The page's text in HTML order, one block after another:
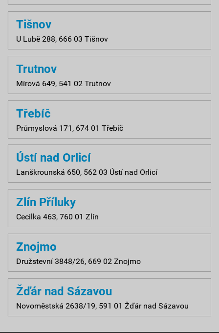
Tišnov
U Lubě 288, 666 03 Tišnov
Trutnov
Mírová 649, 541 02 Trutnov
Třebíč
Průmyslová 171, 674 01 Třebíč
Ústí nad Orlicí
Lanškrounská 650, 562 03 Ústí nad Orlicí
Zlín Příluky
Cecilka 463, 760 01 Zlín
Znojmo
Družstevní 3848/26, 669 02 Znojmo
Žďár nad Sázavou
Novoměstská 2638/19, 591 01 Žďár nad Sázavou